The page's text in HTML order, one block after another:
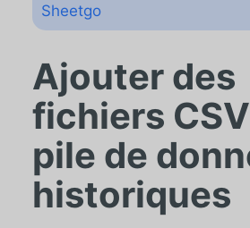
Sheetgo
Ajouter des
fichiers
pile de
historiques